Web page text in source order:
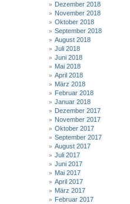
Dezember 2018
November 2018
Oktober 2018
September 2018
August 2018
Juli 2018
Juni 2018
Mai 2018
April 2018
März 2018
Februar 2018
Januar 2018
Dezember 2017
November 2017
Oktober 2017
September 2017
August 2017
Juli 2017
Juni 2017
Mai 2017
April 2017
März 2017
Februar 2017